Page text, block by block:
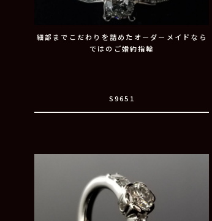
細部までこだわりを詰めたオーダーメイドなら
ではのご婚約指輪
S9651